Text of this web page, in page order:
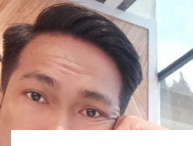
t
s